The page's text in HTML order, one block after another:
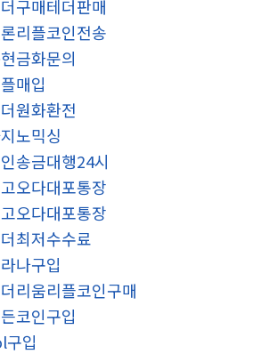
구매테더판매
리플코인전송
금화문의
매입
원화환전
노믹싱
송금대행24시
오다대포통장
오다대포통장
최저수수료
나구입
리움리플코인구매
코인구입
구입